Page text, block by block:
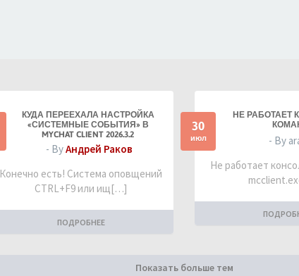
КУДА ПЕРЕЕХАЛА НАСТРОЙКА
«СИСТЕМНЫЕ СОБЫТИЯ» В
MYCHAT CLIENT 2026.3.2
- ByАндрей Раков
Конечно есть! Система оповщений
CTRL+F9 или ищ[…]
ПОДРОБНЕЕ
30
июл
НЕ РАБОТАЕТ
- By
Не работает
Показать больше тем